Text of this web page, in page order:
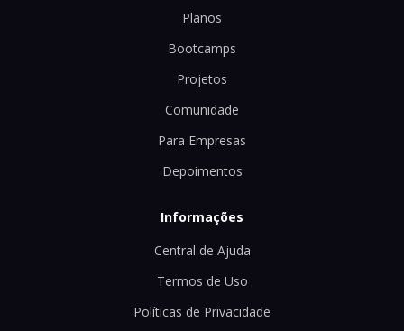
Planos
Bootcamps
Projetos
Comunidade
Para Empresas
Depoimentos
Informações
Central de Ajuda
Termos de Uso
Políticas de Privacidade